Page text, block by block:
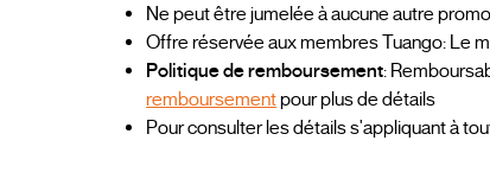
Ne peut être jumelée à aucune autre
Offre réservée aux membres Tuango: Le
Politique de remboursement:
remboursementpour plus de détails
Pour consulter les détails s'appliquant à